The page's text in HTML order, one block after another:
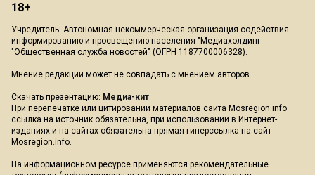
18+
Учредитель: Автономная некоммерческая организация содействия
информированию и просвещению населения "Медиахолдинг
"Общественная служба новостей" (ОГРН 1187700006328).
Мнение редакции может не совпадать с мнением авторов.
Скачать презентацию: Медиа-кит
При перепечатке или цитировании материалов сайта Mosregion.info
ссылка на источник обязательна, при использовании в Интернет-
изданиях и на сайтах обязательна прямая гиперссылка на сайт
Mosregion.info.
На информационном ресурсе применяются рекомендательные